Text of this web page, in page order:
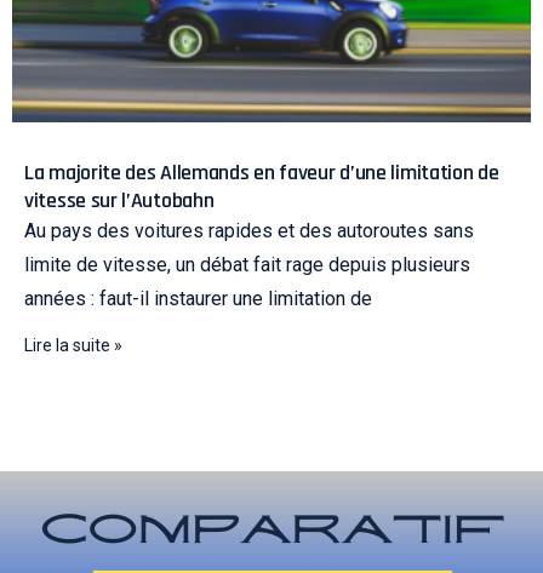
La majorite des Allemands en faveur d’une limitation de
vitesse sur l’Autobahn
Au pays des voitures rapides et des autoroutes sans
limite de vitesse, un débat fait rage depuis plusieurs
années : faut-il instaurer une limitation de
Lire la suite »